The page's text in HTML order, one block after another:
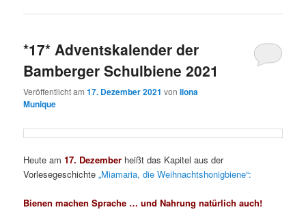
*17* Adventskalender der
Bamberger Schulbiene 2021
Veröffentlicht am17. Dezember 2021 vonIlona
Munique
Heute am17. Dezember heißt das Kapitel aus der
Vorlesegeschichte„Miamaria, die Weihnachtshonigbiene“:
Bienen machen Sprache … und Nahrung natürlich auch!